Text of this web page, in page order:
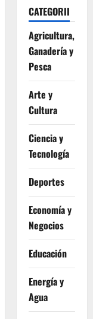
CATEGORII
Agricultura,
Ganadería y
Pesca
Arte y
Cultura
Ciencia y
Tecnología
Deportes
Economía y
Negocios
Educación
Energía y
Agua